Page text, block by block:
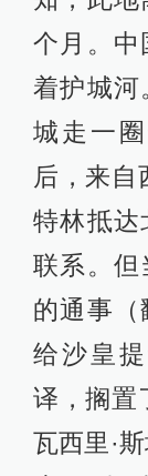
个月。中
着护城河
城走一
后，来自
特林抵达
联系。但
的通事
给沙皇
译，搁置
瓦西里·